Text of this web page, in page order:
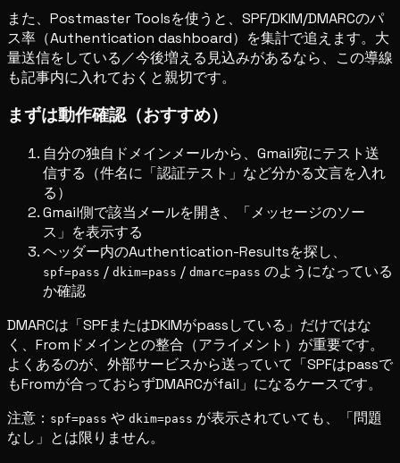
また、Postmaster Toolsを使うと、SPF/DKIM/DMARCのパ
ス率（Authentication dashboard）を集計で追えます。大
量送信をしている／今後増える見込みがあるなら、この導線
も記事内に入れておくと親切です。
まずは動作確認（おすすめ）
自分の独自ドメインメールから、Gmail宛にテスト送
信する（件名に「認証テスト」など分かる文言を入れ
る）
Gmail側で該当メールを開き、「メッセージのソー
ス」を表示する
ヘッダー内のAuthentication-Resultsを探し、
spf=pass / dkim=pass / dmarc=pass のようになっている
か確認
DMARCは「SPFまたはDKIMがpassしている」だけではな
く、Fromドメインとの整合（アライメント）が重要です。
よくあるのが、外部サービスから送っていて「SPFはpassで
もFromが合っておらずDMARCがfail」になるケースです。
注意： spf=pass や dkim=pass が表示されていても、「問題
なし」とは限りません。